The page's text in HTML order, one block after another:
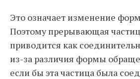
Это означает изменение
Поэтому прерывающая
приводится как
из-за различия формы
если бы эта частица была